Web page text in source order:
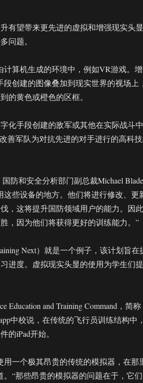
有望带来更先进的虚拟和增强现实头
问题。
算机生成的环境中，例如VR游戏。
段创建的图像叠加到现实世界的视场上
的黄色或橙色的区框。
化手段创建的敌军或其他在实际战斗
善军队为对抗先进的对手进行的高科
防和安全分析部门副总裁Michael
些设备的地方。他们将进行修改、更
，这将提升国防领域用户的能力。因
，因为他们将获得更好的训练能力。”
Next）就是一个例子，该计划旨在
进度。虚拟现实头显的使用为学生们
and Training Command，简称
中校说，在传统的飞行员训练结构中
的iPad开始。
一个极其昂贵的传统的模拟器，在那
“那些昂贵的模拟器的问题在于，它